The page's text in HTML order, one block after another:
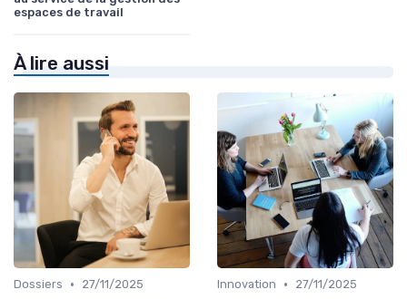
espaces de travail
À lire aussi
Dossiers •
27/11/2025
Innovation •
27/11/2025